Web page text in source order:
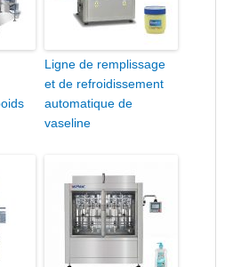
Ligne de remplissage
et de refroidissement
automatique de
vaseline